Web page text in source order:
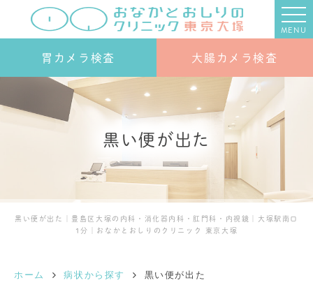
MENU
胃カメラ検査 大腸カメラ検査
黒い便が出た
黒い便が出た｜豊島区大塚の内科・消化器内科・肛門科・内視鏡｜大塚駅南口
1分｜おなかとおしりのクリニック 東京大塚
ホーム 病状から探す 黒い便が出た